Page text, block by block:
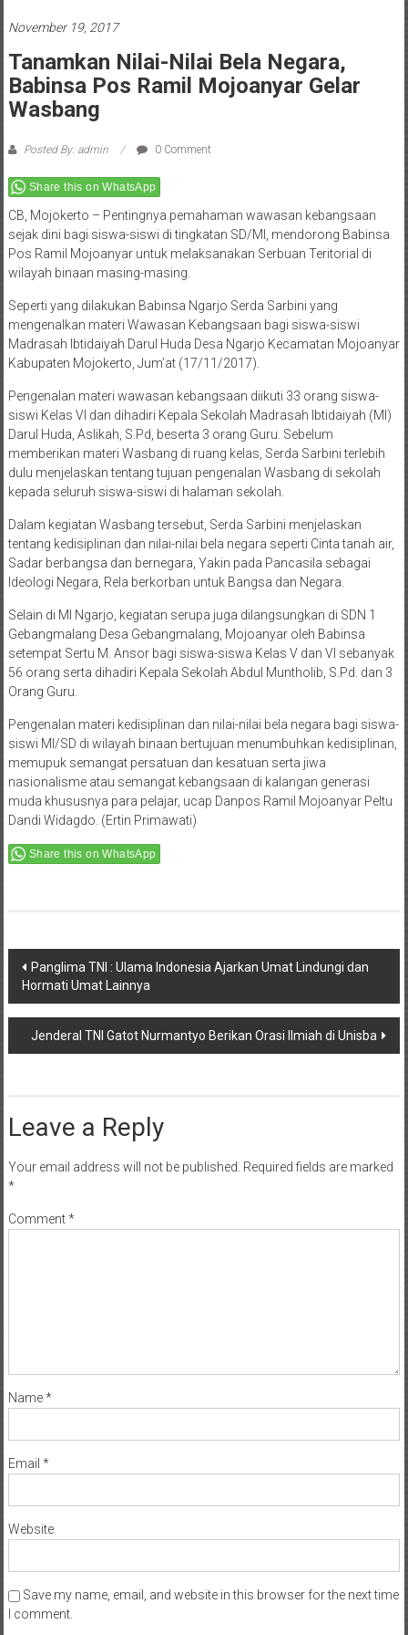
November 19, 2017
Tanamkan Nilai-Nilai Bela Negara,
Babinsa Pos Ramil Mojoanyar Gelar
Wasbang
Posted By: admin 0 Comment
Share this on WhatsApp
CB, Mojokerto – Pentingnya pemahaman wawasan kebangsaan
sejak dini bagi siswa-siswi di tingkatan SD/MI, mendorong Babinsa
Pos Ramil Mojoanyar untuk melaksanakan Serbuan Teritorial di
wilayah binaan masing-masing.
Seperti yang dilakukan Babinsa Ngarjo Serda Sarbini yang
mengenalkan materi Wawasan Kebangsaan bagi siswa-siswi
Madrasah Ibtidaiyah Darul Huda Desa Ngarjo Kecamatan Mojoanyar
Kabupaten Mojokerto, Jum’at (17/11/2017).
Pengenalan materi wawasan kebangsaan diikuti 33 orang siswa-
siswi Kelas VI dan dihadiri Kepala Sekolah Madrasah Ibtidaiyah (MI)
Darul Huda, Aslikah, S.Pd, beserta 3 orang Guru. Sebelum
memberikan materi Wasbang di ruang kelas, Serda Sarbini terlebih
dulu menjelaskan tentang tujuan pengenalan Wasbang di sekolah
kepada seluruh siswa-siswi di halaman sekolah.
Dalam kegiatan Wasbang tersebut, Serda Sarbini menjelaskan
tentang kedisiplinan dan nilai-nilai bela negara seperti Cinta tanah air,
Sadar berbangsa dan bernegara, Yakin pada Pancasila sebagai
Ideologi Negara, Rela berkorban untuk Bangsa dan Negara.
Selain di MI Ngarjo, kegiatan serupa juga dilangsungkan di SDN 1
Gebangmalang Desa Gebangmalang, Mojoanyar oleh Babinsa
setempat Sertu M. Ansor bagi siswa-siswa Kelas V dan VI sebanyak
56 orang serta dihadiri Kepala Sekolah Abdul Muntholib, S.Pd. dan 3
Orang Guru.
Pengenalan materi kedisiplinan dan nilai-nilai bela negara bagi siswa-
siswi MI/SD di wilayah binaan bertujuan menumbuhkan kedisiplinan,
memupuk semangat persatuan dan kesatuan serta jiwa
nasionalisme atau semangat kebangsaan di kalangan generasi
muda khususnya para pelajar, ucap Danpos Ramil Mojoanyar Peltu
Dandi Widagdo. (Ertin Primawati)
Share this on WhatsApp
Post
navigation
Panglima TNI : Ulama Indonesia Ajarkan Umat Lindungi dan
Hormati Umat Lainnya
Jenderal TNI Gatot Nurmantyo Berikan Orasi Ilmiah di Unisba
Leave a Reply
Your email address will not be published. Required fields are marked
*
Comment*
Name*
Email *
Website
Save my name, email, and website in this browser for the next time
I comment.